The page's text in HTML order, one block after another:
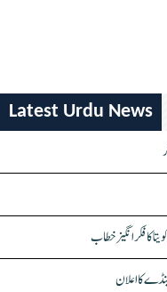
Latest Urdu News
کا فکر انگیز خطاب
کا اعلان